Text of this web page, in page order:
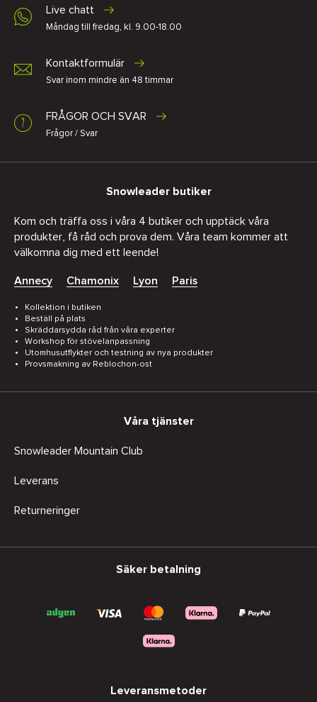
Live chatt
Måndag till fredag, kl. 9.00-18.00
Kontaktformulär
Svar inom mindre än 48 timmar
FRÅGOR OCH SVAR
Frågor / Svar
Snowleader butiker
Kom och träffa oss i våra 4 butiker och upptäck våra
produkter, få råd och prova dem. Våra team kommer att
välkomna dig med ett leende!
Annecy Chamonix Lyon Paris
Kollektion i butiken
Beställ på plats
Skräddarsydda råd från våra experter
Workshop för stövelanpassning
Utomhusutflykter och testning av nya produkter
Provsmakning av Reblochon-ost
Våra tjänster
Snowleader Mountain Club
Leverans
Returneringer
Säker betalning
Leveransmetoder